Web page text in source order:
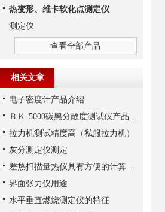
热变形、维卡软化点测定仪
测定仪
查看全部产品
相关文章
电子密度计产品介绍
ＢＫ-5000碳黑分散度测试仪产品简介
拉力机测试精度高（私服拉力机）
灰分测定仪测定
差热扫描量热仪具有方便的计算机数据处理系统
界面张力仪用途
水平垂直燃烧测定仪的特征